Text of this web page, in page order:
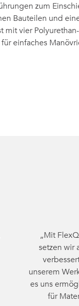
zum
Bauteilen und
mit vier
einfaches
„Mit
setzen wir
unserem
es uns
für